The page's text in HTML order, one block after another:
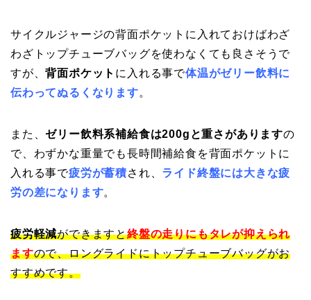
サイクルジャージの背面ポケットに入れておけばわざ
わざトップチューブバッグを使わなくても良さそうで
すが、背面ポケット に入れる事で体温がゼリー飲料に
伝わってぬるくなります。
また、ゼリー飲料系補給食は200gと重さがありますの
で、わずかな重量でも長時間補給食を背面ポケットに
入れる事で疲労が蓄積され、 ライド終盤には大きな疲
労の差になります。
疲労軽減ができますと終盤の走りにもタレが抑えられ
ますので、ロングライドにトップチューブバッグがお
すすめです。